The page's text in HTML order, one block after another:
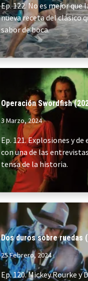
Ep. 122. No es mejor que
nueva receta del clásico
sabor de boca.
Operación Swordfish
3 Marzo, 2024
Ep. 121. Explosiones y
con una de las
tensa de la historia.
Dos duros sobre ruedas
25 Febrero, 2024
Ep. 120. Mickey Rourke y